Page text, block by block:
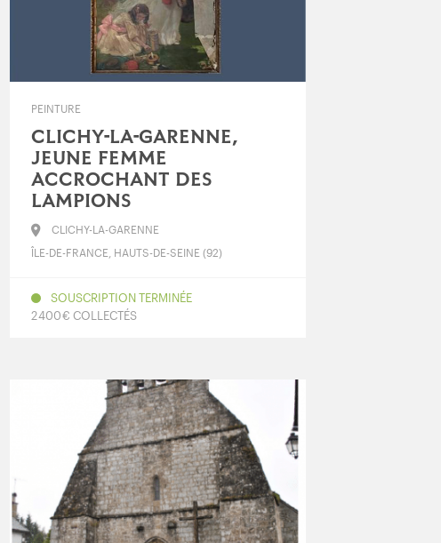
PEINTURE
CLICHY-LA-GARENNE,
JEUNE FEMME
ACCROCHANT DES
LAMPIONS
CLICHY-LA-GARENNE
ÎLE-DE-FRANCE, HAUTS-DE-SEINE (92)
SOUSCRIPTION TERMINÉE
2 400 € COLLECTÉS